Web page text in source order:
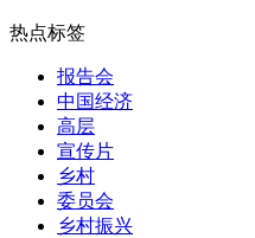
热点标签
报告会
中国经济
高层
宣传片
乡村
委员会
乡村振兴